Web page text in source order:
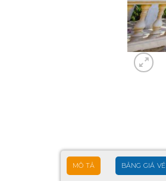
MÔ TẢ BẢNG GIÁ VÉ